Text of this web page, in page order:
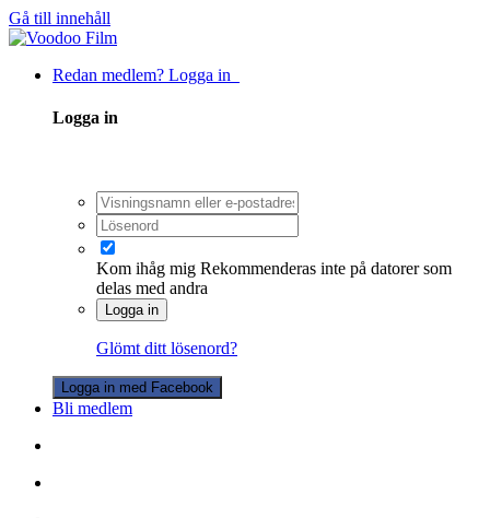
Gå till innehåll
Redan medlem? Logga in
Logga in
Kom ihåg mig Rekommenderas inte på datorer som
delas med andra
Logga in
Glömt ditt lösenord?
Logga in med Facebook
Bli medlem